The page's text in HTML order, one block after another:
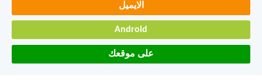
الايميل
Android
على موقعك